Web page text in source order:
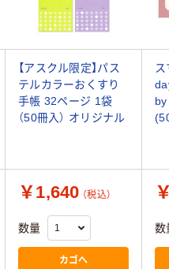
【アスクル限定】パス
テルカラーおくすり
手帳 32ページ 1袋
（50冊入） オリジナル
￥1,640 （税込）
数量
カゴへ
数